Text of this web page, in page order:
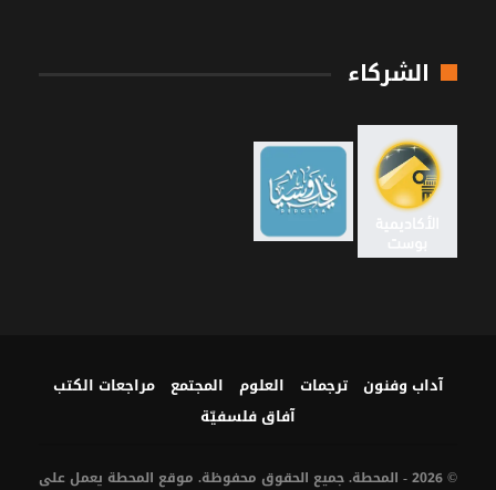
الشركاء
آداب وفنون ترجمات العلوم المجتمع
مراجعات الكتب
آفاق فلسفيّة‎
© 2026 - المحطة. جميع الحقوق محفوظة. موقع المحطة يعمل على